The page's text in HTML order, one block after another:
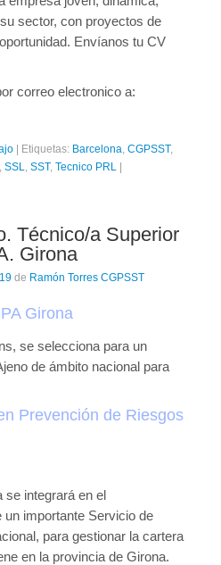
sector, con proyectos de
Envíanos tu CV
correo electronico a:
| Etiquetas: Barcelona CGPSST,
SSL SST, Tecnico PRL |
Técnico/a Superior
Girona
de Ramón Torres CGPSST
Girona
se selecciona para un
de ámbito nacional para
Prevención de Riesgos
se integrará en el
un importante Servicio de
para gestionar la cartera
en la provincia de Girona.